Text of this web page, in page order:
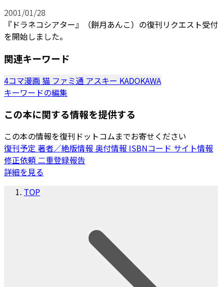
2001/01/28
『ドラネコシアター』（餅月あんこ）の復刊リクエスト受付
を開始しました。
関連キーワード
4コマ漫画 猫 ファミ通 アスキー KADOKAWA
キーワードの編集
この本に関する情報を提供する
この本の情報を復刊ドットコムまでお寄せください
復刊予定 著者／絶版情報 奥付情報 ISBNコード サイト情報
修正依頼二重登録報告
詳細を見る
TOP